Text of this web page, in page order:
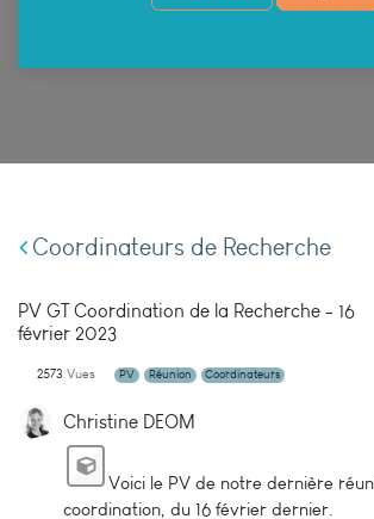
Coordinateurs de Recherche
PV GT Coordination de la Recherche - 16
février 2023
2573 Vues PV Réunion Coordinateurs
Christine DEOM
Voici le PV de notre dernière
coordination, du 16 février dernier.